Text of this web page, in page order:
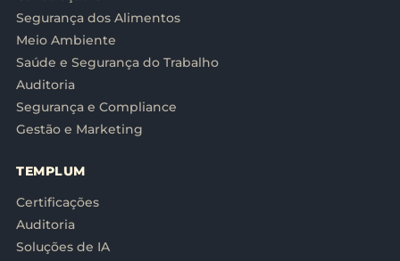
Segurança dos Alimentos
Meio Ambiente
Saúde e Segurança do Trabalho
Auditoria
Segurança e Compliance
Gestão e Marketing
TEMPLUM
Certificações
Auditoria
Soluções de IA